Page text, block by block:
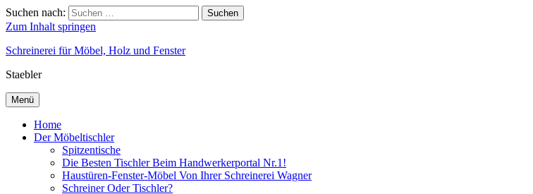
Suchen nach: Suchen
Zum Inhalt springen
Schreinerei für Möbel, Holz und Fenster
Staebler
Menü
Home
Der Möbeltischler
Spitzentische
Die Besten Tischler Beim Handwerkerportal Nr.1!
Haustüren-Fenster-Möbel Von Ihrer Schreinerei Wagner
Schreiner Oder Tischler?